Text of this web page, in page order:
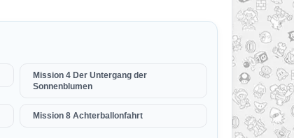
Mission 4 Der Untergang der
Sonnenblumen
Mission 8 Achterballonfahrt